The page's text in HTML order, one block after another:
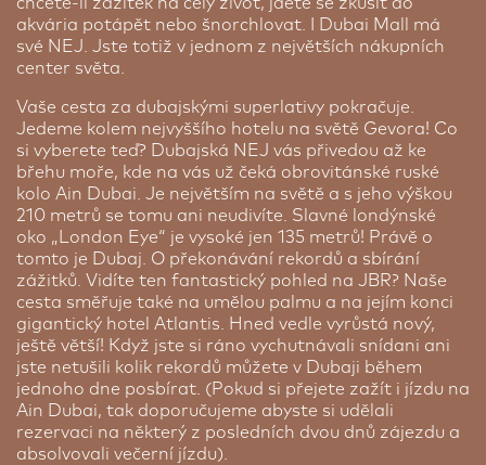
akvária potápět nebo šnorchlovat. I Dubai Mall má
své NEJ. Jste totiž v jednom z největších nákupních
center světa.
Vaše cesta za dubajskými superlativy pokračuje.
Jedeme kolem nejvyššího hotelu na světě Gevora! Co
si vyberete teď? Dubajská NEJ vás přivedou až ke
břehu moře, kde na vás už čeká obrovitánské ruské
kolo Ain Dubai. Je největším na světě a s jeho výškou
210 metrů se tomu ani neudivíte. Slavné londýnské
oko „London Eye“ je vysoké jen 135 metrů! Právě o
tomto je Dubaj. O překonávání rekordů a sbírání
zážitků. Vidíte ten fantastický pohled na JBR? Naše
cesta směřuje také na umělou palmu a na jejím konci
gigantický hotel Atlantis. Hned vedle vyrůstá nový,
ještě větší! Když jste si ráno vychutnávali snídani ani
jste netušili kolik rekordů můžete v Dubaji během
jednoho dne posbírat. (Pokud si přejete zažít i jízdu na
Ain Dubai, tak doporučujeme abyste si udělali
rezervaci na některý z posledních dvou dnů zájezdu a
absolvovali večerní jízdu).